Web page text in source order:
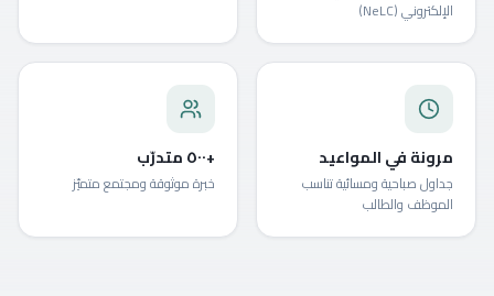
الإلكتروني (NeLC)
مرونة في المواعيد
جداول صباحية ومسائية تناسب
الموظف والطالب
+٥٠٠ متدرّب
خبرة موثوقة ومجتمع متميّز